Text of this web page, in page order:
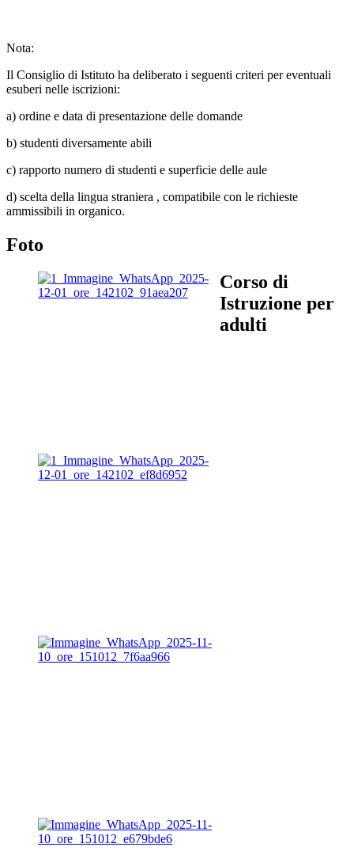
Nota:
Il Consiglio di Istituto ha deliberato i seguenti criteri per eventuali
esuberi nelle iscrizioni:
a) ordine e data di presentazione delle domande
b) studenti diversamente abili
c) rapporto numero di studenti e superficie delle aule
d) scelta della lingua straniera , compatibile con le richieste
ammissibili in organico.
Foto
Corso di
Istruzione per
adulti